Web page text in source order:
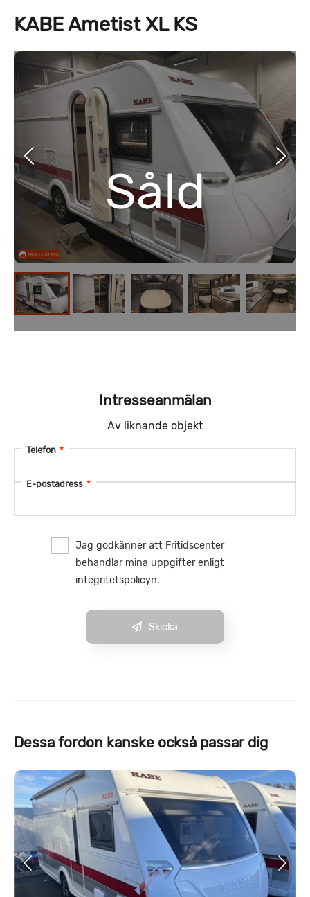
KABE Ametist XL KS
Såld
Intresseanmälan
Av liknande objekt
Telefon *
E-postadress *
Jag godkänner att Fritidscenter
behandlar mina uppgifter enligt
integritetspolicyn.
Skicka
Dessa fordon kanske också passar dig